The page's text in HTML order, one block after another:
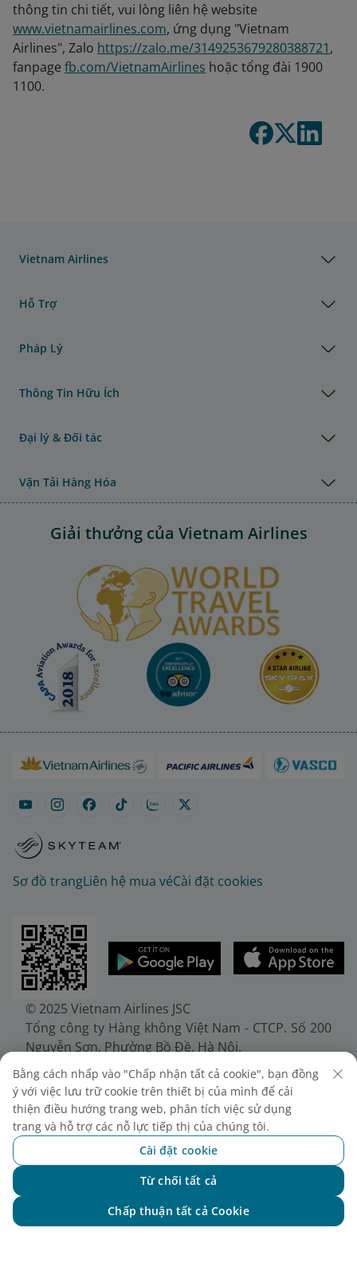
thông tin chi tiết, vui lòng liên hệ website
www.vietnamairlines.com, ứng dụng "Vietnam
Airlines", Zalo https://zalo.me/3149253679280388721,
fanpage fb.com/VietnamAirlines hoặc tổng đài 1900
1100.
Vietnam Airlines
Hỗ Trợ
Pháp Lý
Thông Tin Hữu Ích
Đại lý & Đối tác
Vận Tải Hàng Hóa
Giải thưởng của Vietnam Airlines
Sơ đồ trangLiên hệ mua véCài đặt cookies
© 2025 Vietnam Airlines JSC
Tổng công ty Hàng không Việt Nam - CTCP. Số 200
Nguyễn Sơn, Phường Bồ Đề, Hà Nội.
Điện thoại: (+84-24) 38272289. Fax: (+84-24)
38722375
Giấy chứng nhận đăng ký doanh nghiệp, mã số
doanh nghiệp 0100107518, đăng ký lần đầu ngày
30/6/2010, đăng ký thay đổi lần thứ 10 ngày
24/7/2025, cấp bởi Sở Tài chính Thành phố Hà Nội.
Bằng cách nhấp vào "Chấp nhận tất cả cookie", bạn đồng
ý với việc lưu trữ cookie trên thiết bị của mình để cải
thiện điều hướng trang web, phân tích việc sử dụng
trang và hỗ trợ các nỗ lực tiếp thị của chúng tôi.
Cài đặt cookie
Từ chối tất cả
Chấp thuận tất cả Cookie